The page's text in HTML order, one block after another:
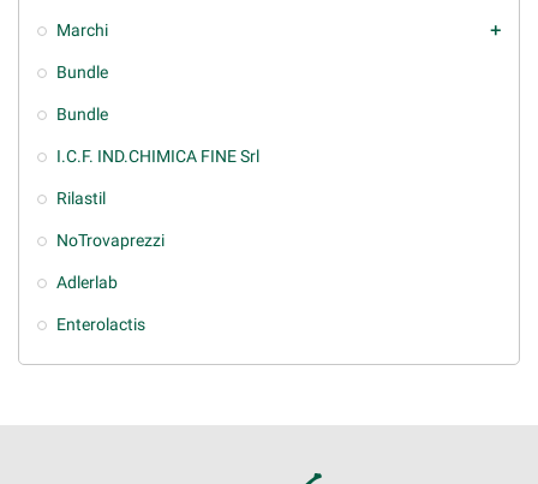
Marchi add
Bundle
Bundle
I.C.F. IND.CHIMICA FINE Srl
Rilastil
NoTrovaprezzi
Adlerlab
Enterolactis